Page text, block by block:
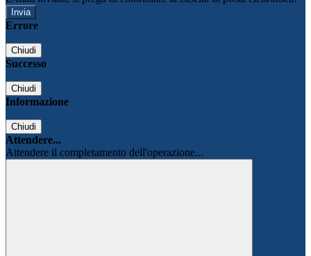
Errore
Chiudi
Successo
Chiudi
Informazione
Chiudi
Attendere...
Attendere il completamento dell'operazione...